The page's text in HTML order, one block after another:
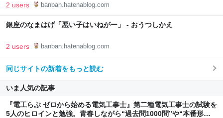
2 users banban.hatenablog.com
銀座のなまはげ「悪い子はいねがー」 - おうつしかえ
2 users banban.hatenablog.com
同じサイトの新着をもっと読む
いま人気の記事
『電工らぶ ゼロから始める電気工事士』第二種電気工事士の試験を
5人のヒロインと勉強。青春しながら“過去問1000問”や“本番形式